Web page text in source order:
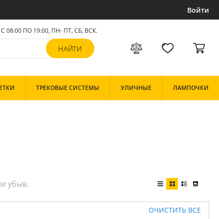
Войти
С 08:00 ПО 19:00, ПН- ПТ, СБ, ВСК.
ТРЕКОВЫЕ СИСТЕМЫ УЛИЧНЫЕ ЛАМПОЧКИ
ОЧИСТИТЬ ВСЕ